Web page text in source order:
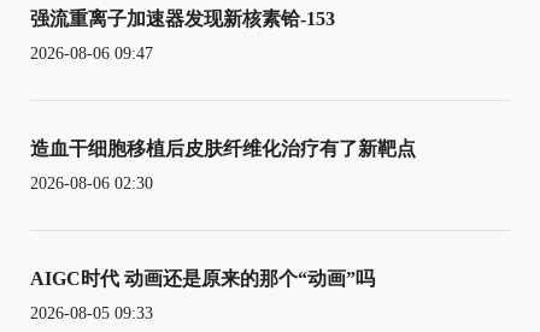
强流重离子加速器发现新核素铪-153
2026-08-06 09:47
造血干细胞移植后皮肤纤维化治疗有了新靶点
2026-08-06 02:30
AIGC时代 动画还是原来的那个“动画”吗
2026-08-05 09:33